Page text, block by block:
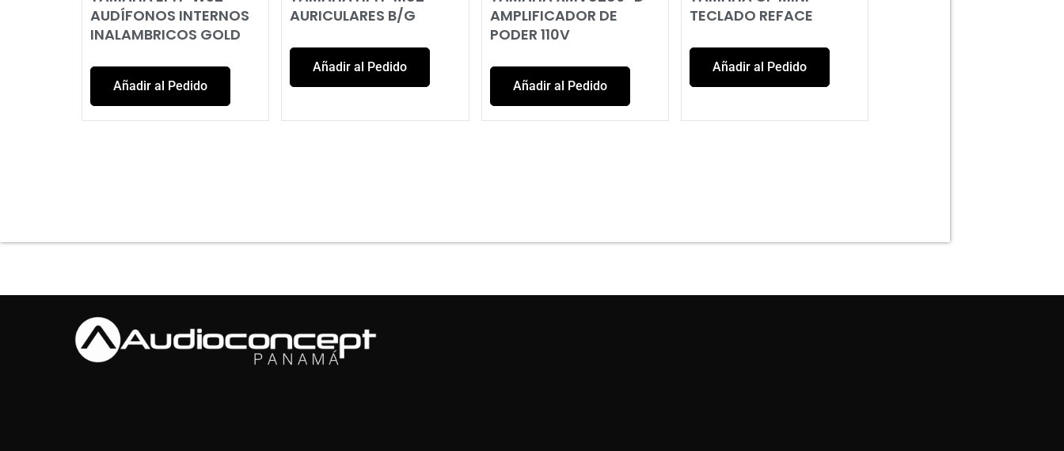
AUDÍFONOS INTERNOS
INALAMBRICOS GOLD
Añadir al Pedido
AURICULARES B/G
Añadir al Pedido
AMPLIFICADOR DE
PODER 110V
Añadir al Pedido
TECLADO REFACE
Añadir al Pedido